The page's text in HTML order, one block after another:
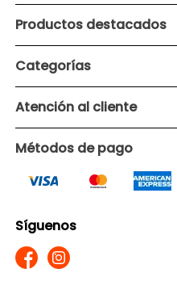
Productos destacados
Categorías
Atención al cliente
Métodos de pago